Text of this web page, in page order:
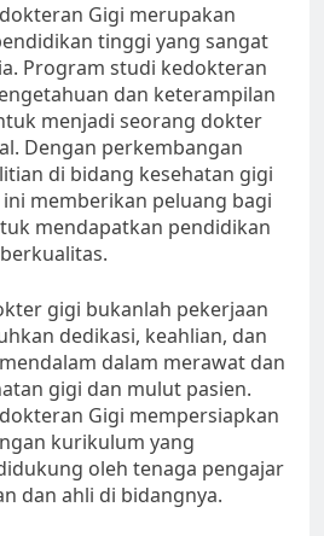
Gigi merupakan
tinggi yang sangat
Program studi kedokteran
dan keterampilan
menjadi seorang dokter
Dengan perkembangan
di bidang kesehatan gigi
memberikan peluang bagi
mendapatkan pendidikan
gigi bukanlah pekerjaan
dedikasi, keahlian, dan
dalam merawat dan
gigi dan mulut pasien.
Gigi mempersiapkan
kurikulum yang
oleh tenaga pengajar
dan ahli di bidangnya.